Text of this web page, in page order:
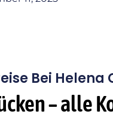
Bei Helena
– alle